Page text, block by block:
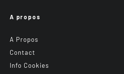
A propos
A Propos
Contact
Info Cookies